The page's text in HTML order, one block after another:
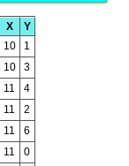
X
Y
10
1
10
3
11
4
11
2
11
6
11
0